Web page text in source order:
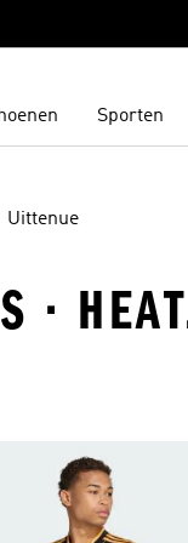
Sporten
Uittenue
·